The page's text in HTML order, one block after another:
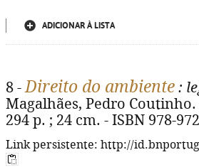
ADICIONAR À LISTA
8 -Direito do ambiente :
Magalhães, Pedro
294 p. ; 24 cm. - ISBN 978-
Link persistente: http://